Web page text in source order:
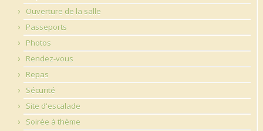
Ouverture de la salle
Passeports
Photos
Rendez-vous
Repas
Sécurité
Site d'escalade
Soirée à thème